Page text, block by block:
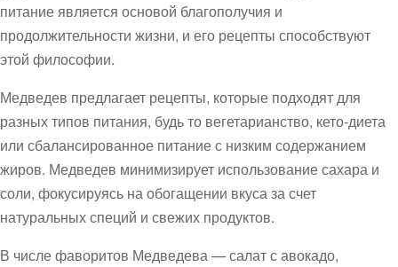
питание является основой благополучия и
продолжительности жизни, и его рецепты способствуют
этой философии.
Медведев предлагает рецепты, которые подходят для
разных типов питания, будь то вегетарианство, кето-диета
или сбалансированное питание с низким содержанием
жиров. Медведев минимизирует использование сахара и
соли, фокусируясь на обогащении вкуса за счет
натуральных специй и свежих продуктов.
В числе фаворитов Медведева — салат с авокадо,